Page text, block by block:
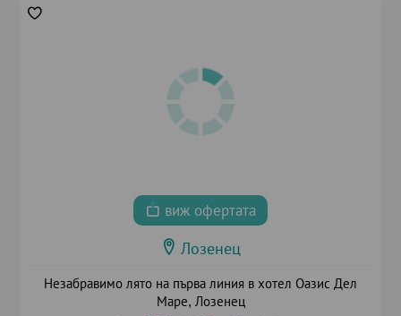
виж офертата
Лозенец
Незабравимо лято на първа линия в хотел Оазис Дел
Маре, Лозенец